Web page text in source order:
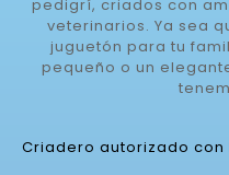
pedigrí, criados con
veterinarios. Ya sea
juguetón para tu
pequeño o un
Criadero autorizado con